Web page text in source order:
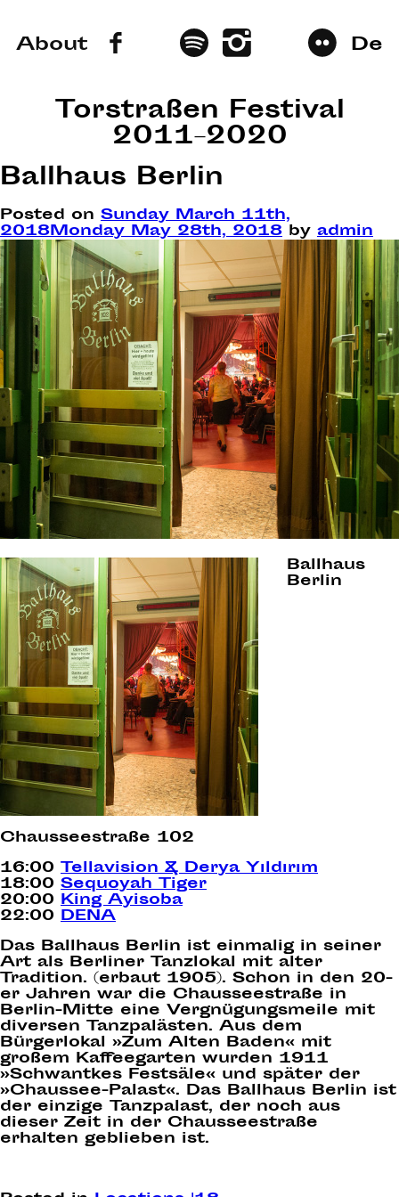
About De
Torstraßen Festival
2011–2020
Ballhaus Berlin
Posted on Sunday March 11th,
2018Monday May 28th, 2018 by admin
Ballhaus
Berlin
Chausseestraße 102
16:00 Tellavision & Derya Yıldırım
18:00 Sequoyah Tiger
20:00 King Ayisoba
22:00 DENA
Das Ballhaus Berlin ist einmalig in seiner
Art als Berliner Tanzlokal mit alter
Tradition. (erbaut 1905). Schon in den 20-
er Jahren war die Chausseestraße in
Berlin-Mitte eine Vergnügungsmeile mit
diversen Tanzpalästen. Aus dem
Bürgerlokal »Zum Alten Baden« mit
großem Kaffeegarten wurden 1911
»Schwantkes Festsäle« und später der
»Chaussee-Palast«. Das Ballhaus Berlin ist
der einzige Tanzpalast, der noch aus
dieser Zeit in der Chausseestraße
erhalten geblieben ist.